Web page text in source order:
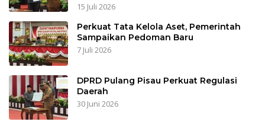
15 Juli 2026
Perkuat Tata Kelola Aset, Pemerintah
Sampaikan Pedoman Baru
7 Juli 2026
DPRD Pulang Pisau Perkuat Regulasi
Daerah
30 Juni 2026